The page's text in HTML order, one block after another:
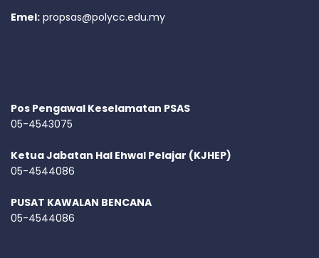
Emel: propsas@polycc.edu.my
Pos Pengawal Keselamatan PSAS
05-4543075
Ketua Jabatan Hal Ehwal Pelajar (KJHEP)
05-4544086
PUSAT KAWALAN BENCANA
05-4544086